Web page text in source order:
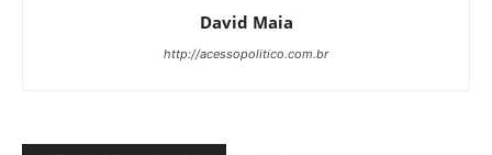
David Maia
http://acessopolitico.com.br